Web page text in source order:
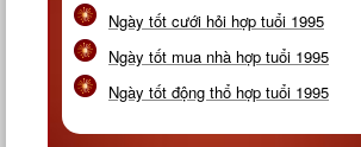
Ngày tốt cưới hỏi hợp tuổi 1995
Ngày tốt mua nhà hợp tuổi 1995
Ngày tốt động thổ hợp tuổi 1995